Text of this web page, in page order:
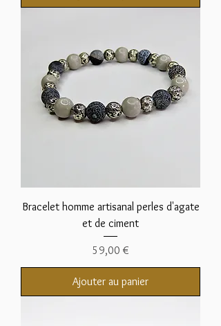
Bracelet homme artisanal perles d'agate
et de ciment
Prix
59,00 €
Ajouter au panier